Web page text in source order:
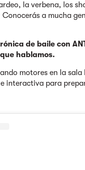
la verbena, los
a mucha
de baile con
hablamos.
motores en la
interactiva para